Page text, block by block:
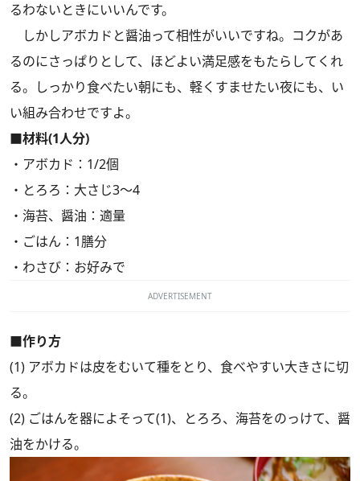
るわないときにいいんです。
しかしアボカドと醤油って相性がいいですね。コクがあ
るのにさっぱりとして、ほどよい満足感をもたらしてくれ
る。しっかり食べたい朝にも、軽くすませたい夜にも、い
い組み合わせですよ。
■材料(1人分)
・アボカド：1/2個
・とろろ：大さじ3～4
・海苔、醤油：適量
・ごはん：1膳分
・わさび：お好みで
ADVERTISEMENT
■作り方
(1) アボカドは皮をむいて種をとり、食べやすい大きさに切
る。
(2) ごはんを器によそって(1)、とろろ、海苔をのっけて、醤
油をかける。